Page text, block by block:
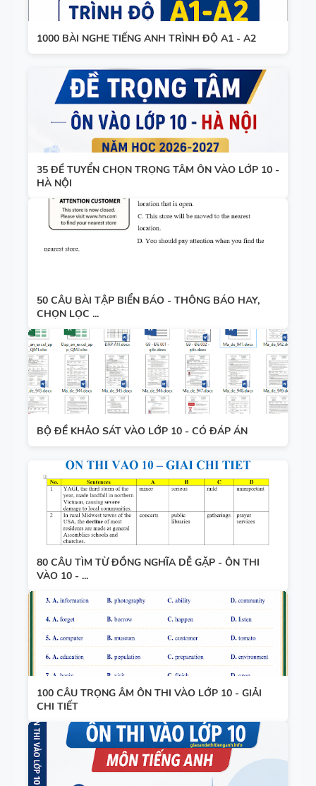
1000 BÀI NGHE TIẾNG ANH TRÌNH ĐỘ A1 - A2
35 ĐỀ TUYỂN CHỌN TRỌNG TÂM ÔN VÀO LỚP 10 -
HÀ NỘI
50 CÂU BÀI TẬP BIỂN BÁO - THÔNG BÁO HAY,
CHỌN LỌC ...
BỘ ĐỀ KHẢO SÁT VÀO LỚP 10 - CÓ ĐÁP ÁN
80 CÂU TÌM TỪ ĐỒNG NGHĨA DỄ GẶP - ÔN THI
VÀO 10 - ...
100 CÂU TRỌNG ÂM ÔN THI VÀO LỚP 10 - GIẢI
CHI TIẾT